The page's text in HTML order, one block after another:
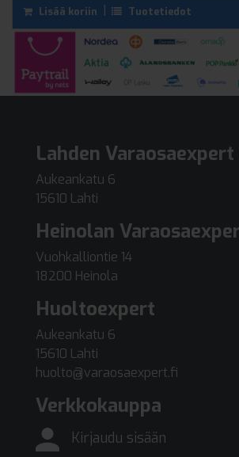
Lisää koriin Tuotetiedot
Lahden Varaosaexpert
Aukeankatu 6
15610 Lahti
Heinolan
Vuohkalliontie 14
18200 Heinola
Huoltoexpert
Aukeankatu 6
15610 Lahti
huolto@varaosaexpert.fi
Verkkokauppa
Kirjaudu sisään